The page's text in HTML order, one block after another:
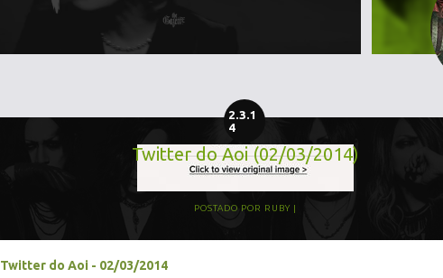
2.3.1
4
Twitter do Aoi (02/03/2014)
POSTADO POR RUBY
Twitter do Aoi - 02/03/2014